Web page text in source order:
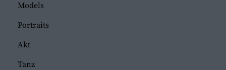
Models
Portraits
Akt
Tanz